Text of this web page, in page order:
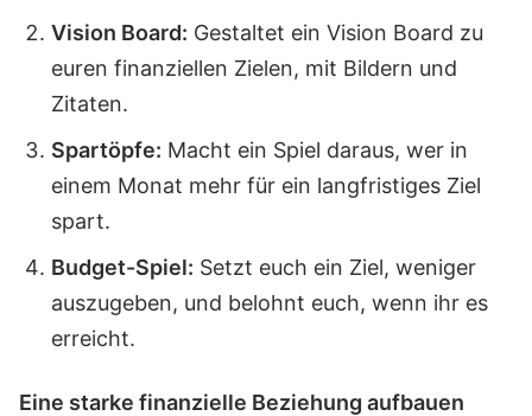
Vision Board: Gestaltet ein Vision Board zu
euren finanziellen Zielen, mit Bildern und
Zitaten.
Spartöpfe: Macht ein Spiel daraus, wer in
einem Monat mehr für ein langfristiges Ziel
spart.
Budget-Spiel: Setzt euch ein Ziel, weniger
auszugeben, und belohnt euch, wenn ihr es
erreicht.
Eine starke finanzielle Beziehung aufbauen